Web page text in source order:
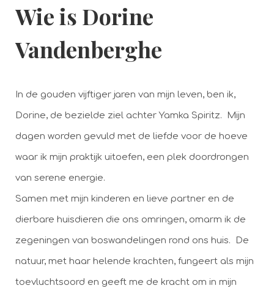
Wie is Dorine
Vandenberghe
In de gouden vijftiger jaren van mijn leven, ben ik,
Dorine, de bezielde ziel achter Yamka Spiritz. Mijn
dagen worden gevuld met de liefde voor de hoeve
waar ik mijn praktijk uitoefen, een plek doordrongen
van serene energie.
Samen met mijn kinderen en lieve partner en de
dierbare huisdieren die ons omringen, omarm ik de
zegeningen van boswandelingen rond ons huis. De
natuur, met haar helende krachten, fungeert als mijn
toevluchtsoord en geeft me de kracht om in mijn